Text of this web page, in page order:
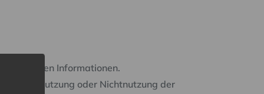
Informationen.
die Nutzung oder Nichtnutzung der